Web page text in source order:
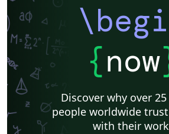
{now
Discover why over
people worldwide
with their